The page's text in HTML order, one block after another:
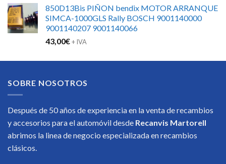
850D13Bis PIÑON bendix MOTOR ARRANQUE
SIMCA-1000GLS Rally BOSCH 9001140000
9001140207 9001140066
43,00€+ IVA
SOBRE NOSOTROS
Después de 50 años de experiencia en la venta de recambios
y accesorios para el automóvil desde Recanvis Martorell
abrimos la linea de negocio especializada en recambios
clásicos.